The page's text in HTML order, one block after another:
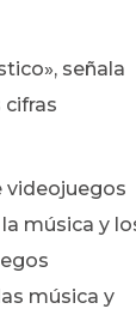
señala
cifras
videojuegos
música y
música y